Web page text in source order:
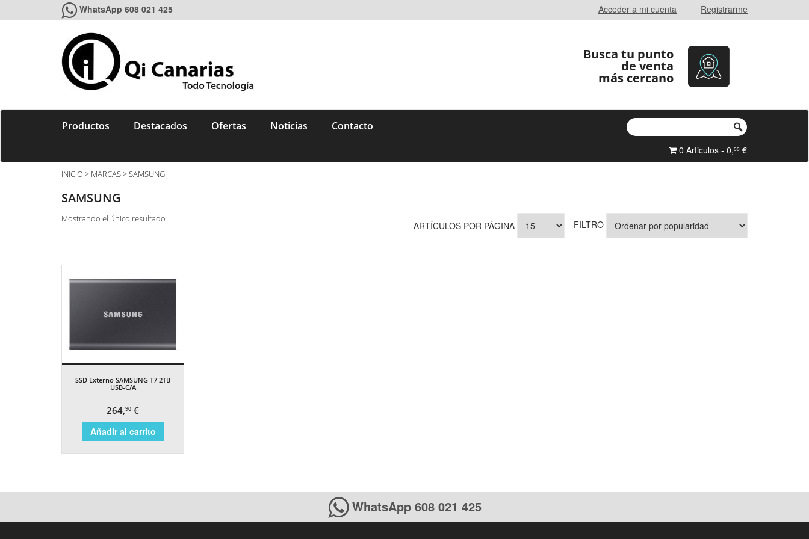
WhatsApp 608 021 425 Acceder a mi cuenta Registrarme
Busca tu punto
de venta
más cercano
Productos Destacados Ofertas Noticias Contacto
0 Articulos - 0,00 €
INICIO > MARCAS > SAMSUNG
SAMSUNG
Mostrando el único resultado FILTRO
ARTÍCULOS POR PÁGINA
SSD Externo SAMSUNG T7 2TB
USB-C/A
264,90 €
Añadir al carrito
WhatsApp 608 021 425